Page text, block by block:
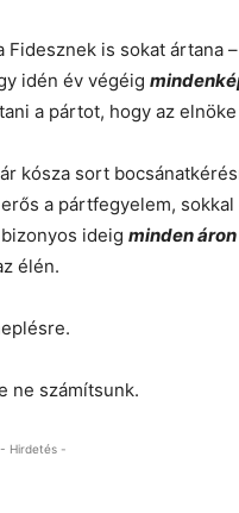
is sokat ártana
idén év végéig
a pártot, hogy az
kósza sort
a pártfegyelem,
ideig minden áron
élén.
ne számítsunk.
- Hirdetés -